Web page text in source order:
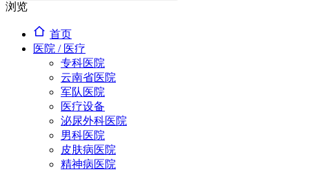
浏览
首页
医院 / 医疗
专科医院
云南省医院
军队医院
医疗设备
泌尿外科医院
男科医院
皮肤病医院
精神病医院